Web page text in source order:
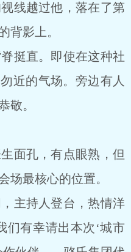
越过他，落在了第
背影上。
直。即使在这种社
近的气场。旁边有人
敬。
孔，有点眼熟，但
场最核心的位置。
持人登台，热情洋
们有幸请出本次‘城市